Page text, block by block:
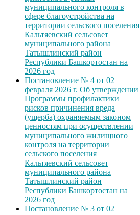
муниципального контроля в
сфере благоустройства на
территории сельского поселения
Кальтяевский сельсовет
муниципального района
Татышлинский район
Республики Башкортостан на
2026 год
Постановление № 4 от 02
февраля 2026 г. Об утверждении
Программы профилактики
рисков причинения вреда
(ущерба) охраняемым законом
ценностям при осуществлении
муниципального жилищного
контроля на территории
сельского поселения
Кальтяевский сельсовет
муниципального района
Татышлинский район
Республики Башкортостан на
2026 год
Постановление № 3 от 02